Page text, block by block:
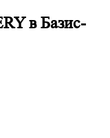
в Базис-